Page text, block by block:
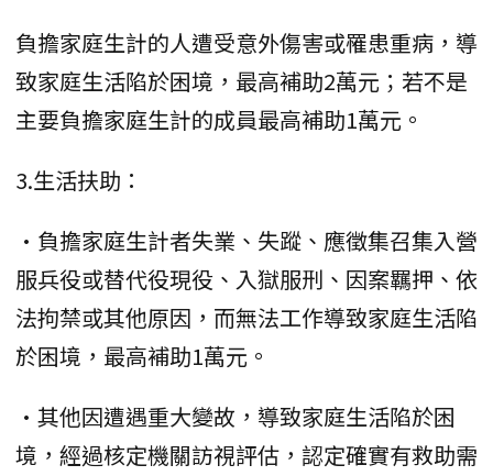
負擔家庭生計的人遭受意外傷害或罹患重病，導
致家庭生活陷於困境，最高補助2萬元；若不是
主要負擔家庭生計的成員最高補助1萬元。
3.生活扶助：
•負擔家庭生計者失業、失蹤、應徵集召集入營
服兵役或替代役現役、入獄服刑、因案羈押、依
法拘禁或其他原因，而無法工作導致家庭生活陷
於困境，最高補助1萬元。
•其他因遭遇重大變故，導致家庭生活陷於困
境，經過核定機關訪視評估，認定確實有救助需